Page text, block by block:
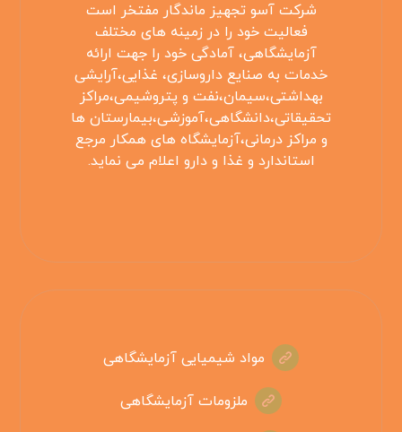
شرکت آسو تجهیز ماندگار مفتخر است
فعالیت خود را در زمینه های مختلف
آزمایشگاهی، آمادگی خود را جهت ارائه
خدمات به صنایع داروسازی، غذایی،آرایشی
بهداشتی،سیمان،نفت و پتروشیمی،مراکز
تحقیقاتی،دانشگاهی،آموزشی،بیمارستان ها
و مراکز درمانی،آزمایشگاه های همکار مرجع
استاندارد و غذا و دارو اعلام می نماید.
مواد شیمیایی آزمایشگاهی
ملزومات آزمایشگاهی